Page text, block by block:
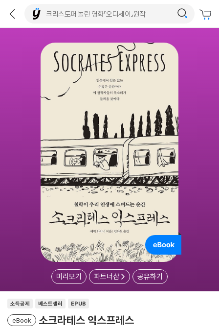
미리보기 파트너샵 공유하기
소득공제 베스트셀러 EPUB
eBook 소크라테스 익스프레스